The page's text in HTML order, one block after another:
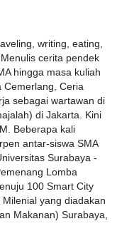
writing, eating,
cerita pendek
hingga masa kuliah
Cemerlang, Ceria
sebagai wartawan di
di Jakarta. Kini
Beberapa kali
antar-siswa SMA
Surabaya -
Lomba
100 Smart City
yang diadakan
Makanan) Surabaya,